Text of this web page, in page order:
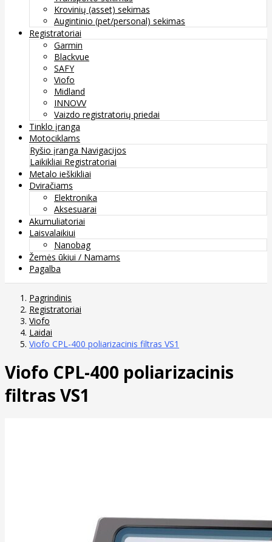
Krovinių (asset) sekimas
Augintinio (pet/personal) sekimas
Registratoriai
Garmin
Blackvue
SAFY
Viofo
Midland
INNOVV
Vaizdo registratorių priedai
Tinklo įranga
Motociklams
Ryšio įranga Navigacijos
Laikikliai Registratoriai
Metalo ieškikliai
Dviračiams
Elektronika
Aksesuarai
Akumuliatoriai
Laisvalaikiui
Nanobag
Žemės ūkiui / Namams
Pagalba
Pagrindinis
Registratoriai
Viofo
Laidai
Viofo CPL-400 poliarizacinis filtras VS1
Viofo CPL-400 poliarizacinis
filtras VS1